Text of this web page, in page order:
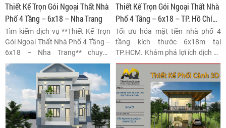
Thiết Kế Trọn Gói Ngoại Thất Nhà
Phố 4 Tầng – 6x18 – Nha Trang
Tìm kiếm dịch vụ **Thiết Kế Trọn
Gói Ngoại Thất Nhà Phố 4 Tầng –
6x18 – Nha Trang** chuyên
nghiệp? Khám phá giải pháp kiến
trúc tối ưu, vật liệu bền bỉ và đồng
bộ thẩm mỹ cho mặt tiền nhà phố
hiện đại tại khu vực biển.
Thiết Kế Trọn Gói Ngoại Thất Nhà
Phố 4 Tầng – 6x18 – TP. Hồ Chí
Minh
Tối ưu hóa mặt tiền nhà phố 4
tầng kích thước 6x18m tại
TP.HCM. Khám phá lợi ích dịch vụ
thiết kế trọn gói ngoại thất
chuyên nghiệp, đảm bảo thẩm
mỹ, công năng và tuân thủ pháp
lý xây dựng đô thị.